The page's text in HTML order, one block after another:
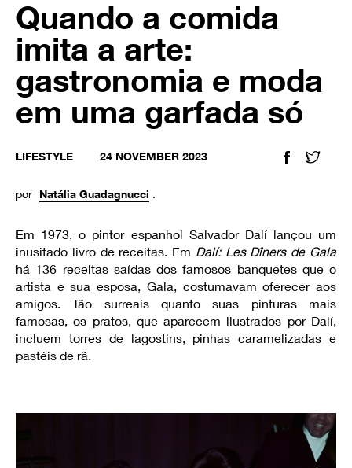
Quando a comida
imita a arte:
gastronomia e moda
em uma garfada só
LIFESTYLE 24 NOVEMBER 2023
por Natália Guadagnucci .
Em 1973, o pintor espanhol Salvador Dalí lançou um
inusitado livro de receitas. Em Dalí: Les Dîners de Gala
há 136 receitas saídas dos famosos banquetes que o
artista e sua esposa, Gala, costumavam oferecer aos
amigos. Tão surreais quanto suas pinturas mais
famosas, os pratos, que aparecem ilustrados por Dalí,
incluem torres de lagostins, pinhas caramelizadas e
pastéis de rã.